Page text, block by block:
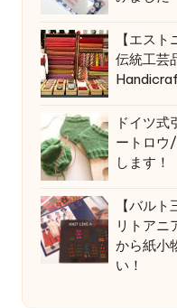
【エス
伝統工芸
ドイツ式
ートロウ
します！
【バル
リトアニ
から紙小
い！